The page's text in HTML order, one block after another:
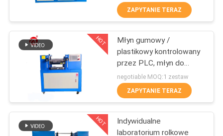
KONTROLA
JAKOŚCI
SKONTAKTUJ
SIĘ
Młyn dwuwalcowy
70
ZAPYTANIE TERAZ
HOT
Młyn gumowy /
plastikowy kontrolowany
przez PLC, młyn do
mieszania w laboratorium
negotiable MOQ:1 zestaw
ZAPYTANIE TERAZ
HOT
Indywidualne
laboratorium rolkowe